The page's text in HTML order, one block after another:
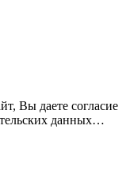
Вы даете согласие
данных…